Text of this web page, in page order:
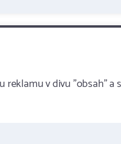
reklamu v divu "obsah" a